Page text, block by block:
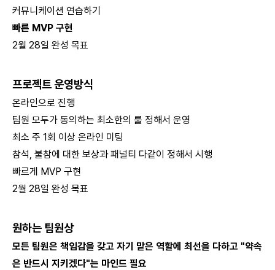
커뮤니케이션 연습하기
빠른 MVP 구현
2월 28일 완성 목표
프로젝트 운영방식
온라인으로 진행
팀원 모두가 동의하는 최소한의 룰 정해서 운영
최소 주 1회 이상 온라인 미팅
참석, 불참에 대한 보상과 패널티 다같이 정해서 시행
빠르게 MVP 구현
2월 28일 완성 목표
원하는 팀원상
모든 팀원은 책임감을 갖고 자기 맡은 역할에 최선을 다하고 "약속
은 반드시 지키겠다"는 마인드 필요